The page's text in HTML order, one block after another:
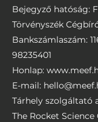
Bejegyző hatóság:
Törvényszék
Bankszámlaszám:
98235401
Honlap:
E-mail:
Tárhely szolgáltató
The Rocket Science